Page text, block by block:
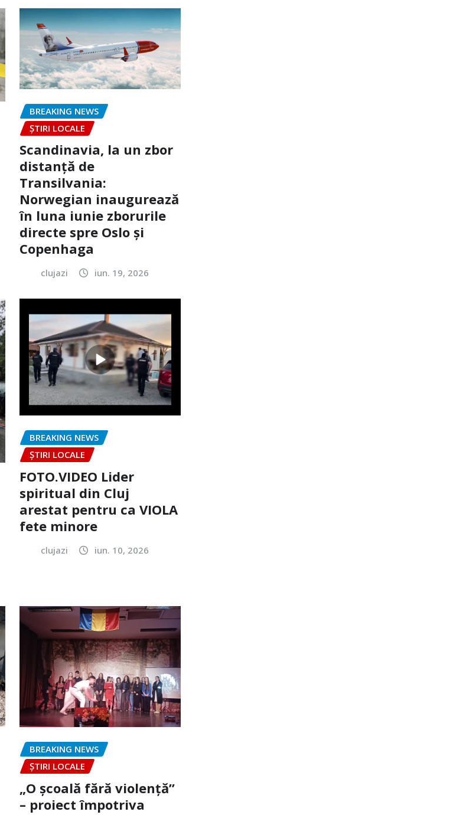
BREAKING NEWS
ȘTIRI LOCALE
Scandinavia, la un zbor
distanță de
Transilvania:
Norwegian inaugurează
în luna iunie zborurile
directe spre Oslo și
Copenhaga
clujazi iun. 19, 2026
BREAKING NEWS
ȘTIRI LOCALE
FOTO.VIDEO Lider
spiritual din Cluj
arestat pentru ca VIOLA
fete minore
clujazi iun. 10, 2026
BREAKING NEWS
ȘTIRI LOCALE
„O școală fără violență”
– proiect împotriva